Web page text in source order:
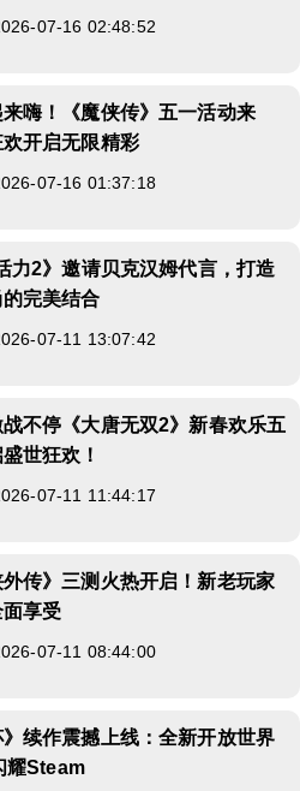
07-16 02:48:52
嗨！《魔侠传》五一活动来
开启无限精彩
07-16 01:37:18
力2》邀请贝克汉姆代言，打造
完美结合
07-11 13:07:42
战不停《大唐无双2》新春欢乐五
世狂欢！
07-11 11:44:17
外传》三测火热开启！新老玩家
享受
07-11 08:44:00
》续作震撼上线：全新开放世界
耀Steam